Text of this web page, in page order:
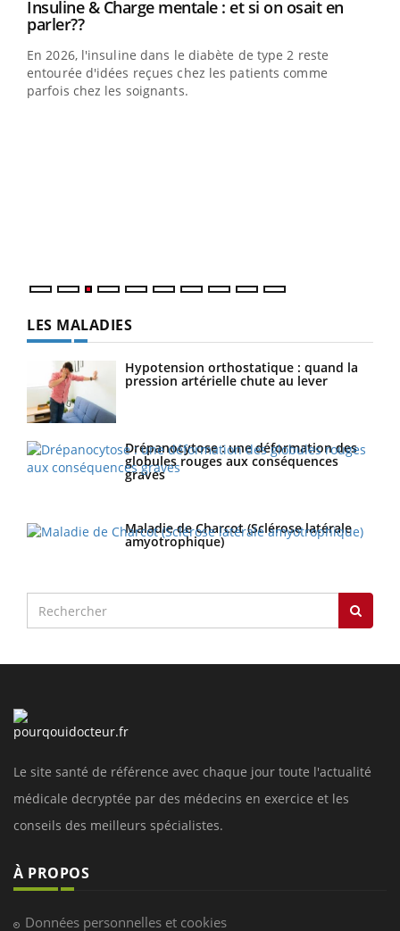
Youtube
Insuline & Charge mentale : et si on osait en
parler??Youtube
En 2026, l'insuline dans le diabète de type 2 reste
entourée d'idées reçues chez les patients comme
parfois chez les soignants.
LES MALADIES
Hypotension orthostatique : quand la
pression artérielle chute au lever
Drépanocytose : une déformation des
globules rouges aux conséquences
graves
Maladie de Charcot (Sclérose latérale
amyotrophique)
Le site santé de référence avec chaque jour toute l'actualité
médicale decryptée par des médecins en exercice et les
conseils des meilleurs spécialistes.
À PROPOS
Données personnelles et cookies